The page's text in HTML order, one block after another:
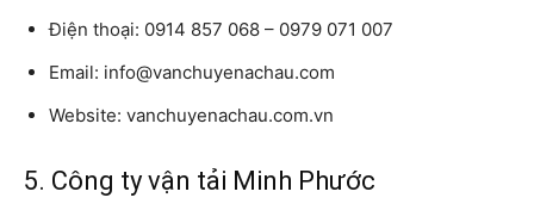
Điện thoại: 0914 857 068 – 0979 071 007
Email: info@vanchuyenachau.com
Website: vanchuyenachau.com.vn
5. Công ty vận tải Minh Phước